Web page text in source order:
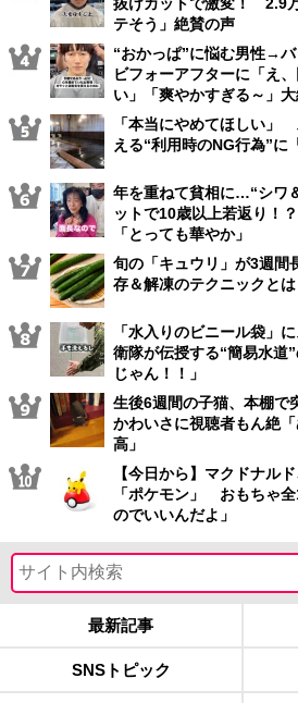
テそう」絶賛の声
“おかっぱ”に悩む男性→
ビフォーアフターに「え
い」「爽やかすぎる～」
「本当にやめてほしい」
える“利用時のNG行為”に
年を重ねて貧相に…“シワ
ットで10歳以上若返り！
「とっても華やか」
旬の「キュウリ」が3週
存＆解凍のテクニックとは
「水入りのビニール袋」
衛隊が伝授する“簡易水道
じゃん！！」
生後6週間の子猫、本棚
かわいさに視聴者もん絶
高」
【今日から】マクドナル
「ポケモン」 おもちゃ
のでいいんだよ」
最新記事
SNSトピック